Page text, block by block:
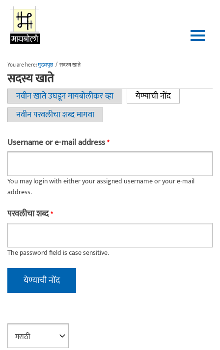
Skip to main content
You are here:मुख्यपृष्ठ / सदस्य खाते
सदस्य खाते
Primary tabs
नवीन खाते उघडून मायबोलीकर व्हा येण्याची नोंद(active tab)
नवीन परवलीचा शब्द मागवा
Username or e-mail address*
You may login with either your assigned username or your e-mail
address.
परवलीचा शब्द*
The password field is case sensitive.